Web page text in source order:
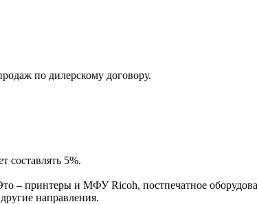
по дилерскому договору.
составлять 5%.
– принтеры и МФУ Ricoh, постпечатное
направления.